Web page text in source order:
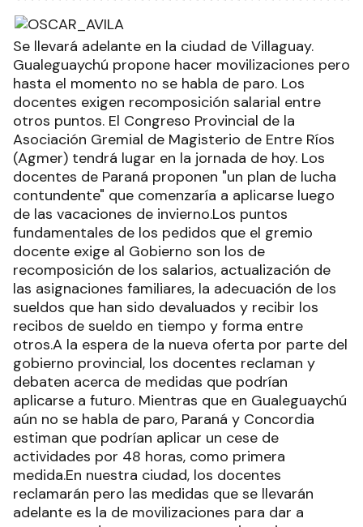
Se llevará adelante en la ciudad de Villaguay.
Gualeguaychú propone hacer movilizaciones pero
hasta el momento no se habla de paro. Los
docentes exigen recomposición salarial entre
otros puntos. El Congreso Provincial de la
Asociación Gremial de Magisterio de Entre Ríos
(Agmer) tendrá lugar en la jornada de hoy. Los
docentes de Paraná proponen "un plan de lucha
contundente" que comenzaría a aplicarse luego
de las vacaciones de invierno.Los puntos
fundamentales de los pedidos que el gremio
docente exige al Gobierno son los de
recomposición de los salarios, actualización de
las asignaciones familiares, la adecuación de los
sueldos que han sido devaluados y recibir los
recibos de sueldo en tiempo y forma entre
otros.A la espera de la nueva oferta por parte del
gobierno provincial, los docentes reclaman y
debaten acerca de medidas que podrían
aplicarse a futuro. Mientras que en Gualeguaychú
aún no se habla de paro, Paraná y Concordia
estiman que podrían aplicar un cese de
actividades por 48 horas, como primera
medida.En nuestra ciudad, los docentes
reclamarán pero las medidas que se llevarán
adelante es la de movilizaciones para dar a